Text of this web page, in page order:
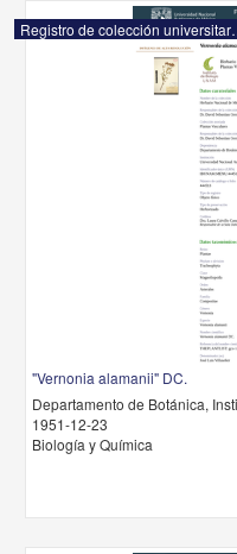
"Vernonia alamanii" DC.
Departamento de Botánica,
1951-12-23
Biología y Química